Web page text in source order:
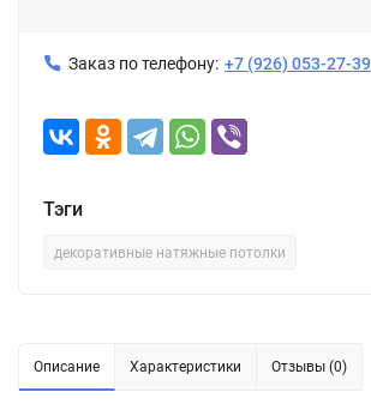
Заказ по телефону: +7 (926) 053-27-39
Тэги
декоративные натяжные потолки
Описание Характеристики Отзывы (0)